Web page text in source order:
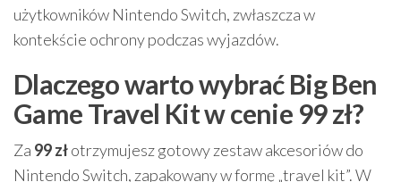
użytkowników Nintendo Switch, zwłaszcza w
kontekście ochrony podczas wyjazdów.
Dlaczego warto wybrać Big Ben
Game Travel Kit w cenie 99 zł?
Za 99 złotrzymujesz gotowy zestaw akcesoriów do
Nintendo Switch, zapakowany w formę „travel kit”. W